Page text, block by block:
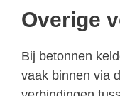
Overige
Bij betonnen
vaak binnen via